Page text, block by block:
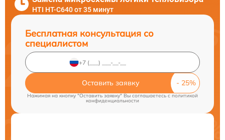
HTI HT-C640 от 35 минут
Бесплатная консультация со
специалистом
Оставить заявку
Нажимая на кнопку "Оставить заявку" Вы соглашаетесь cполитикой
конфиденциальности